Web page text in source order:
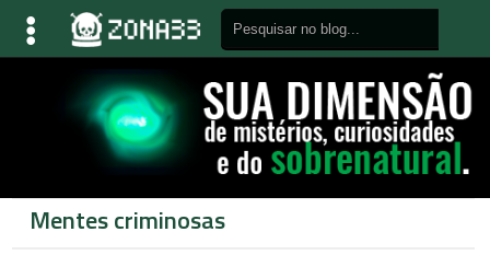
Mentes criminosas